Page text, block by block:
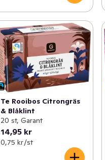
Te Rooibos Citrongräs
& Blåklint
20 st, Garant
14,95 kr
0,75 kr /st